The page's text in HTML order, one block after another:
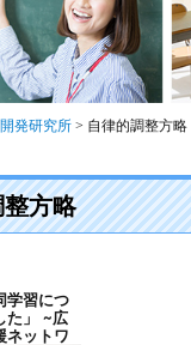
発研究所> 自律的調整方略
方略
学習につ
た」 ~広
ネットワ